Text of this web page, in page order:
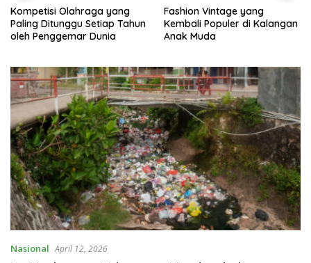
Kompetisi Olahraga yang
Paling Ditunggu Setiap Tahun
oleh Penggemar Dunia
Fashion Vintage yang
Kembali Populer di Kalangan
Anak Muda
Nasional April 12, 2026